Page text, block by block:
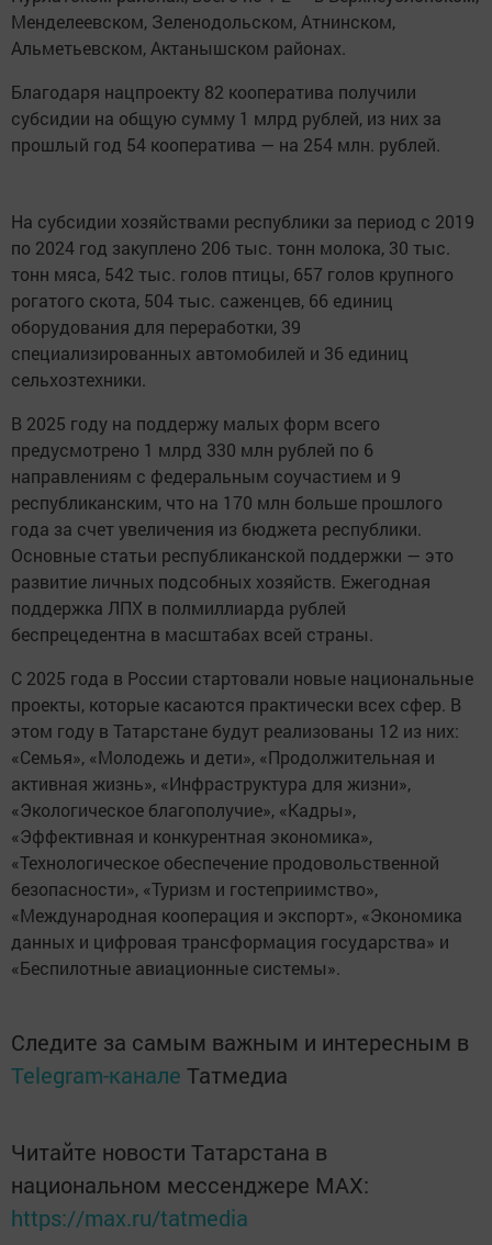
Менделеевском, Зеленодольском, Атнинском,
Альметьевском, Актанышском районах.
Благодаря нацпроекту 82 кооператива получили
субсидии на общую сумму 1 млрд рублей, из них за
прошлый год 54 кооператива — на 254 млн. рублей.
На субсидии хозяйствами республики за период с 2019
по 2024 год закуплено 206 тыс. тонн молока, 30 тыс.
тонн мяса, 542 тыс. голов птицы, 657 голов крупного
рогатого скота, 504 тыс. саженцев, 66 единиц
оборудования для переработки, 39
специализированных автомобилей и 36 единиц
сельхозтехники.
В 2025 году на поддержу малых форм всего
предусмотрено 1 млрд 330 млн рублей по 6
направлениям с федеральным соучастием и 9
республиканским, что на 170 млн больше прошлого
года за счет увеличения из бюджета республики.
Основные статьи республиканской поддержки — это
развитие личных подсобных хозяйств. Ежегодная
поддержка ЛПХ в полмиллиарда рублей
беспрецедентна в масштабах всей страны.
С 2025 года в России стартовали новые национальные
проекты, которые касаются практически всех сфер. В
этом году в Татарстане будут реализованы 12 из них:
«Семья», «Молодежь и дети», «Продолжительная и
активная жизнь», «Инфраструктура для жизни»,
«Экологическое благополучие», «Кадры»,
«Эффективная и конкурентная экономика»,
«Технологическое обеспечение продовольственной
безопасности», «Туризм и гостеприимство»,
«Международная кооперация и экспорт», «Экономика
данных и цифровая трансформация государства» и
«Беспилотные авиационные системы».
Следите за самым важным и интересным в
Telegram-канале Татмедиа
Читайте новости Татарстана в
национальном мессенджере MАХ:
https://max.ru/tatmedia